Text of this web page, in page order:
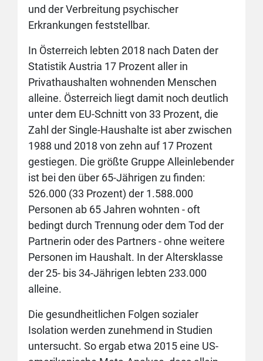
und der Verbreitung psychischer
Erkrankungen feststellbar.
In Österreich lebten 2018 nach Daten der
Statistik Austria 17 Prozent aller in
Privathaushalten wohnenden Menschen
alleine. Österreich liegt damit noch deutlich
unter dem EU-Schnitt von 33 Prozent, die
Zahl der Single-Haushalte ist aber zwischen
1988 und 2018 von zehn auf 17 Prozent
gestiegen. Die größte Gruppe Alleinlebender
ist bei den über 65-Jährigen zu finden:
526.000 (33 Prozent) der 1.588.000
Personen ab 65 Jahren wohnten - oft
bedingt durch Trennung oder dem Tod der
Partnerin oder des Partners - ohne weitere
Personen im Haushalt. In der Altersklasse
der 25- bis 34-Jährigen lebten 233.000
alleine.
Die gesundheitlichen Folgen sozialer
Isolation werden zunehmend in Studien
untersucht. So ergab etwa 2015 eine US-